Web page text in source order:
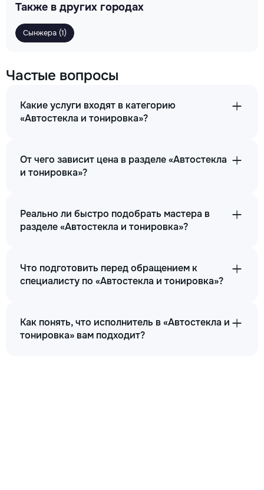
Также в других городах
Сынжера (1)
Частые вопросы
Какие услуги входят в категорию
«Автостекла и тонировка»?
От чего зависит цена в разделе «Автостекла
и тонировка»?
Реально ли быстро подобрать мастера в
разделе «Автостекла и тонировка»?
Что подготовить перед обращением к
специалисту по «Автостекла и тонировка»?
Как понять, что исполнитель в «Автостекла и
тонировка» вам подходит?